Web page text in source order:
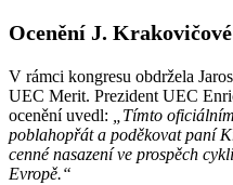
Ocenění J. Krakovičové
V rámci kongresu obdržela
UEC Merit. Prezident UEC
ocenění uvedl:
„Tímto
poblahopřát a poděkovat paní
cenné nasazení ve prospěch
Evropě.“